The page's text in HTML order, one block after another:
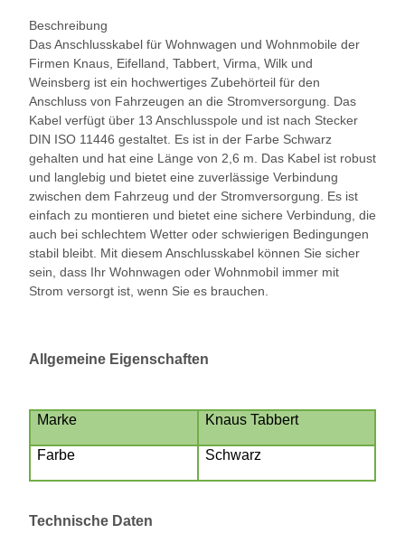
Beschreibung
Das Anschlusskabel für Wohnwagen und Wohnmobile der
Firmen Knaus, Eifelland, Tabbert, Virma, Wilk und
Weinsberg ist ein hochwertiges Zubehörteil für den
Anschluss von Fahrzeugen an die Stromversorgung. Das
Kabel verfügt über 13 Anschlusspole und ist nach Stecker
DIN ISO 11446 gestaltet. Es ist in der Farbe Schwarz
gehalten und hat eine Länge von 2,6 m. Das Kabel ist robust
und langlebig und bietet eine zuverlässige Verbindung
zwischen dem Fahrzeug und der Stromversorgung. Es ist
einfach zu montieren und bietet eine sichere Verbindung, die
auch bei schlechtem Wetter oder schwierigen Bedingungen
stabil bleibt. Mit diesem Anschlusskabel können Sie sicher
sein, dass Ihr Wohnwagen oder Wohnmobil immer mit
Strom versorgt ist, wenn Sie es brauchen.
Allgemeine Eigenschaften
Marke Knaus Tabbert
Farbe Schwarz
Technische Daten